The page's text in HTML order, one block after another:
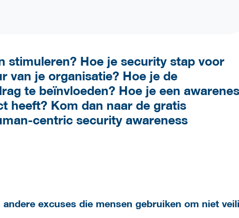
stimuleren? Hoe je security stap voor
van je organisatie? Hoe je de
te beïnvloeden? Hoe je een
heeft? Kom dan naar de gratis
centric security awareness
excuses die mensen gebruiken om niet